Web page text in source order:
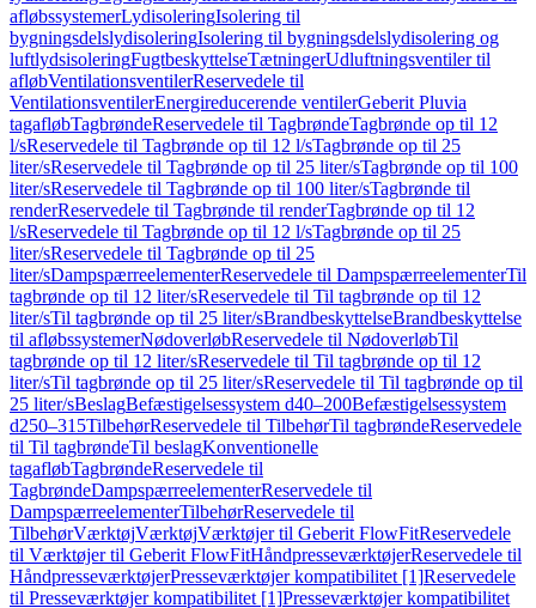
afløbssystemerLydisoleringIsolering til
bygningsdelslydisoleringIsolering til bygningsdelslydisolering og
luftlydsisoleringFugtbeskyttelseTætningerUdluftningsventiler til
afløbVentilationsventilerReservedele til
VentilationsventilerEnergireducerende ventilerGeberit Pluvia
tagafløbTagbrøndeReservedele til TagbrøndeTagbrønde op til 12
l/sReservedele til Tagbrønde op til 12 l/sTagbrønde op til 25
liter/sReservedele til Tagbrønde op til 25 liter/sTagbrønde op til 100
liter/sReservedele til Tagbrønde op til 100 liter/sTagbrønde til
renderReservedele til Tagbrønde til renderTagbrønde op til 12
l/sReservedele til Tagbrønde op til 12 l/sTagbrønde op til 25
liter/sReservedele til Tagbrønde op til 25
liter/sDampspærreelementerReservedele til DampspærreelementerTil
tagbrønde op til 12 liter/sReservedele til Til tagbrønde op til 12
liter/sTil tagbrønde op til 25 liter/sBrandbeskyttelseBrandbeskyttelse
til afløbssystemerNødoverløbReservedele til NødoverløbTil
tagbrønde op til 12 liter/sReservedele til Til tagbrønde op til 12
liter/sTil tagbrønde op til 25 liter/sReservedele til Til tagbrønde op til
25 liter/sBeslagBefæstigelsessystem d40–200Befæstigelsessystem
d250–315TilbehørReservedele til TilbehørTil tagbrøndeReservedele
til Til tagbrøndeTil beslagKonventionelle
tagafløbTagbrøndeReservedele til
TagbrøndeDampspærreelementerReservedele til
DampspærreelementerTilbehørReservedele til
TilbehørVærktøjVærktøjVærktøjer til Geberit FlowFitReservedele
til Værktøjer til Geberit FlowFitHåndpresseværktøjerReservedele til
HåndpresseværktøjerPresseværktøjer kompatibilitet [1]Reservedele
til Presseværktøjer kompatibilitet [1]Presseværktøjer kompatibilitet